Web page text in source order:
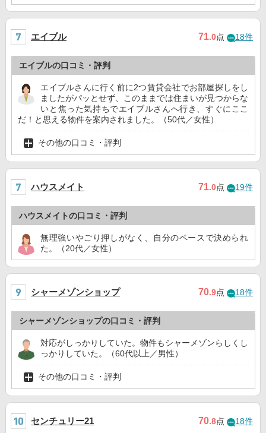
エイブル 71.0点 18件
エイブルの口コミ・評判
エイブルさんに行く前に2つ賃貸会社でお部屋探しをし
ましたがパッとせず、このままでは住まいが見つからな
いと焦った気持ちでエイブルさんへ行き、すぐにここ
だ！と思える物件を案内されました。（50代／女性）
その他の口コミ・評判
ハウスメイト 71.0点 19件
ハウスメイトの口コミ・評判
無理強いやごり押しがなく、自分のペースで決められ
た。（20代／女性）
シャーメゾンショップ 70.9点 18件
シャーメゾンショップの口コミ・評判
対応がしっかりしていた。物件もシャーメゾンらしくし
っかりしていた。（60代以上／男性）
その他の口コミ・評判
センチュリー21 70.8点 18件